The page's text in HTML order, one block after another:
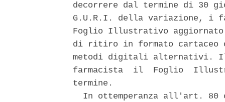
decorrere dal termine di 30
G.U.R.I. della variazione, i
Foglio Illustrativo
di ritiro in formato cartaceo
metodi digitali alternativi.
farmacista  il  Foglio
termine.
In ottemperanza all'art. 80